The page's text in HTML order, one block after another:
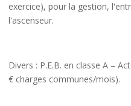
exercice), pour la gestion,
l'ascenseur.
Divers : P.E.B. en classe A –
€ charges communes/mois).